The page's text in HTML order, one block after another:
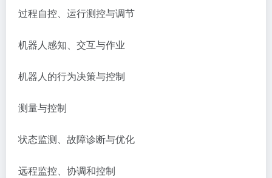
过程自控、运行测控与调节
机器人感知、交互与作业
机器人的行为决策与控制
测量与控制
状态监测、故障诊断与优化
远程监控、协调和控制